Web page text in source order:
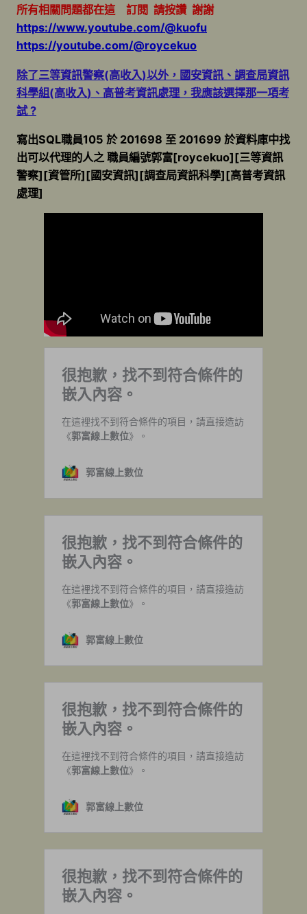
所有相關問題都在這 訂閱 請按讚 謝謝
https://www.youtube.com/@kuofu
https://youtube.com/@roycekuo
除了三等資訊警察(高收入)以外，國安資訊、調查局資訊
科學組(高收入)、高普考資訊處理，我應該選擇那一項考
試 ?
寫出SQL職員105 於 201698 至 201699 於資料庫中找
出可以代理的人之 職員編號郭富[roycekuo][三等資訊
警察][資管所][國安資訊][調查局資訊科學][高普考資訊
處理]